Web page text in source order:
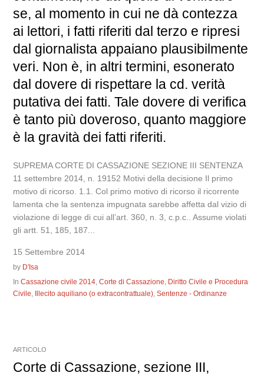
se, al momento in cui ne dà contezza
ai lettori, i fatti riferiti dal terzo e ripresi
dal giornalista appaiano plausibilmente
veri. Non è, in altri termini, esonerato
dal dovere di rispettare la cd. verità
putativa dei fatti. Tale dovere di verifica
è tanto più doveroso, quanto maggiore
è la gravità dei fatti riferiti.
SUPREMA CORTE DI CASSAZIONE SEZIONE III SENTENZA
11 settembre 2014, n. 19152 Motivi della decisione Il primo
motivo di ricorso. 1.1. Col primo motivo di ricorso il ricorrente
lamenta che la sentenza impugnata sarebbe affetta dal vizio di
violazione di legge di cui all’art. 360, n. 3, c.p.c.. Assume violati
gli artt. 51, 185, 187...
15 Settembre 2014
by D'Isa
InCassazione civile 2014 ,Corte di Cassazione Diritto Civile e Procedura
Civile Illecito aquiliano (o extracontrattuale) ,Sentenze - Ordinanze
ARTICOLO
Corte di Cassazione, sezione III,